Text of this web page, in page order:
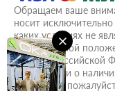
Обращаем ваше
носит
каких условиях не
определяемой
кодекса Российской
информации о
(или) услуг,